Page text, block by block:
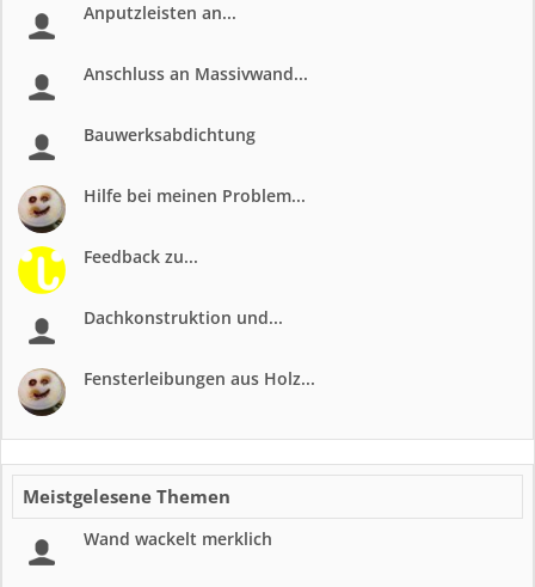
Anputzleisten an...
Anschluss an Massivwand...
Bauwerksabdichtung
Hilfe bei meinen Problem...
Feedback zu...
Dachkonstruktion und...
Fensterleibungen aus Holz...
Meistgelesene Themen
Wand wackelt merklich